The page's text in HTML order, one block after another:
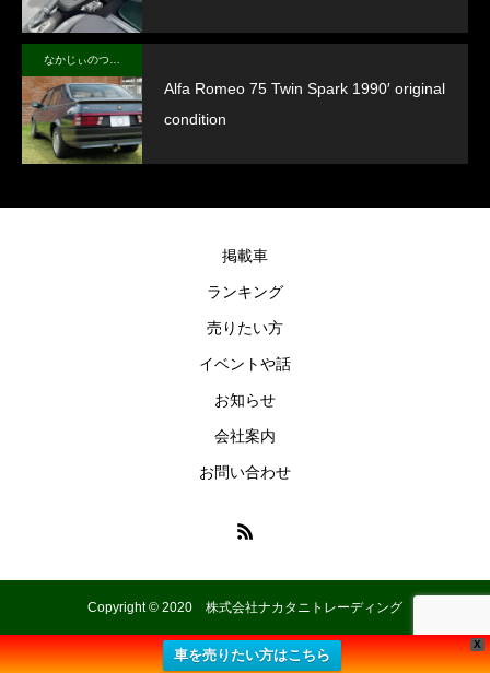
Alfa Romeo 75 Twin Spark 1990′ original
condition
掲載車
ランキング
売りたい方
イベントや話
お知らせ
会社案内
お問い合わせ
Copyright © 2020 株式会社ナカタニトレーディング
X
車を売りたい方はこちら